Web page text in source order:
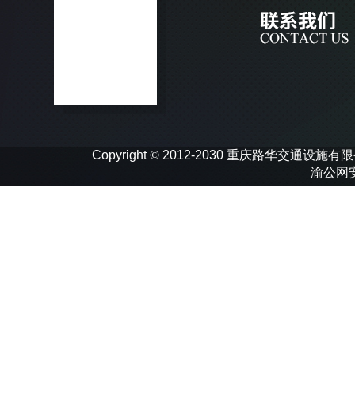
Copyright© 2012-2030 重庆路华交通设施有
渝公网